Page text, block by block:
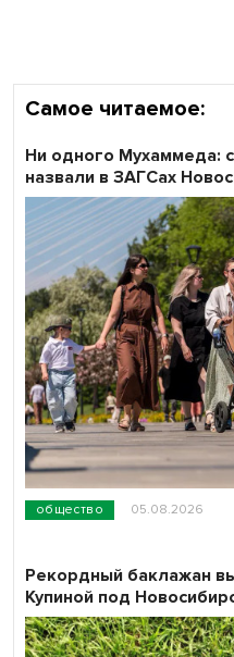
Самое читаемое:
общество 05.08.2026
Ни одного Мухаммеда:
назвали в ЗАГСах
Рекордный баклажан
Купиной под